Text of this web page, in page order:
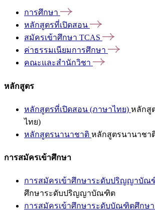
การศึกษา
หลักสูตรที่เปิดสอน
สมัครเข้าศึกษา TCAS
ค่าธรรมเนียมการศึกษา
คณะและสำนักวิชา
หลักสูตร
หลักสูตรที่เปิดสอน (ภาษาไทย) หลักสู
ไทย)
หลักสูตรนานาชาติ หลักสูตรนานาชา
การสมัครเข้าศึกษา
การสมัครเข้าศึกษาระดับปริญญาบัณ
ศึกษาระดับปริญญาบัณฑิต
การสมัครเข้าศึกษาระดับบัณฑิตศึกษา